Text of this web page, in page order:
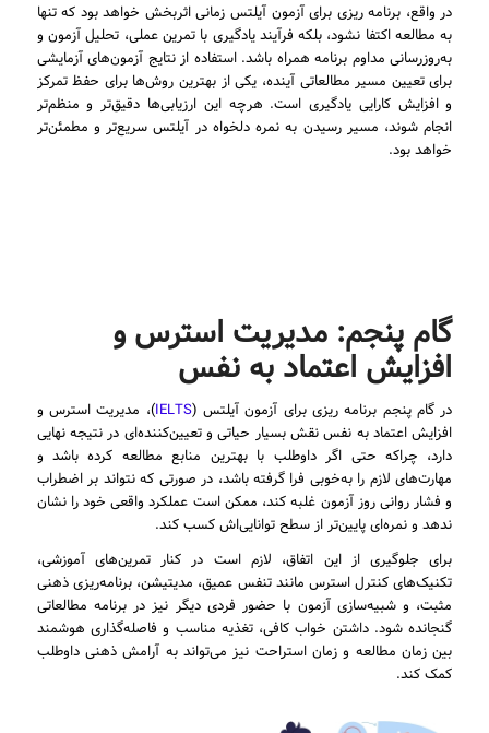
در واقع، برنامه ریزی برای آزمون آیلتس زمانی اثربخش خواهد بود که تنها
به مطالعه اکتفا نشود، بلکه فرآیند یادگیری با تمرین عملی، تحلیل آزمون و
به‌روزرسانی مداوم برنامه همراه باشد. استفاده از نتایج آزمون‌های آزمایشی
برای تعیین مسیر مطالعاتی آینده، یکی از بهترین روش‌ها برای حفظ تمرکز
و افزایش کارایی یادگیری است. هرچه این ارزیابی‌ها دقیق‌تر و منظم‌تر
انجام شوند، مسیر رسیدن به نمره دلخواه در آیلتس سریع‌تر و مطمئن‌تر
خواهد بود.
گام پنجم: مدیریت استرس و
افزایش اعتماد به نفس
در گام پنجم برنامه ریزی برای آزمون آیلتس (IELTS)، مدیریت استرس و
افزایش اعتماد به نفس نقش بسیار حیاتی و تعیین‌کننده‌ای در نتیجه نهایی
دارد، چراکه حتی اگر داوطلب با بهترین منابع مطالعه کرده باشد و
مهارت‌های لازم را به‌خوبی فرا گرفته باشد، در صورتی که نتواند بر اضطراب
و فشار روانی روز آزمون غلبه کند، ممکن است عملکرد واقعی خود را نشان
ندهد و نمره‌ای پایین‌تر از سطح توانایی‌اش کسب کند.
برای جلوگیری از این اتفاق، لازم است در کنار تمرین‌های آموزشی،
تکنیک‌های کنترل استرس مانند تنفس عمیق، مدیتیشن، برنامه‌ریزی ذهنی
مثبت، و شبیه‌سازی آزمون با حضور فردی دیگر نیز در برنامه مطالعاتی
گنجانده شود. داشتن خواب کافی، تغذیه مناسب و فاصله‌گذاری هوشمند
بین زمان مطالعه و زمان استراحت نیز می‌تواند به آرامش ذهنی داوطلب
کمک کند.